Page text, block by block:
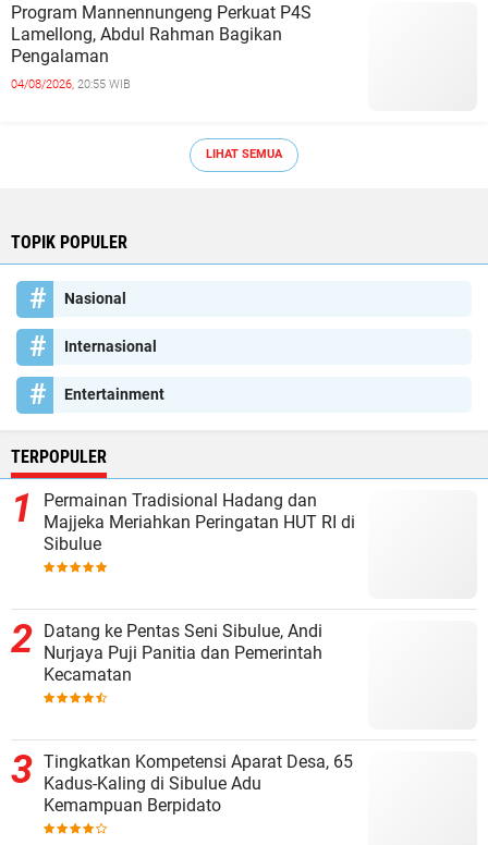
Program Mannennungeng Perkuat P4S
Lamellong, Abdul Rahman Bagikan
Pengalaman
04/08/2026, 20:55 WIB
LIHAT SEMUA
TOPIK POPULER
Nasional
Internasional
Entertainment
TERPOPULER
Permainan Tradisional Hadang dan
Majjeka Meriahkan Peringatan HUT RI di
Sibulue
Datang ke Pentas Seni Sibulue, Andi
Nurjaya Puji Panitia dan Pemerintah
Kecamatan
Tingkatkan Kompetensi Aparat Desa, 65
Kadus-Kaling di Sibulue Adu
Kemampuan Berpidato